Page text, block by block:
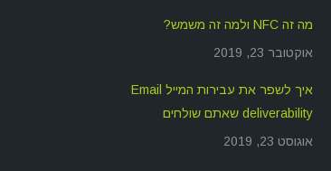
מה זה NFC ולמה זה משמש?
אוקטובר 23, 2019
איך לשפר את עבירות המייל Email
deliverability שאתם שולחים
אוגוסט 23, 2019